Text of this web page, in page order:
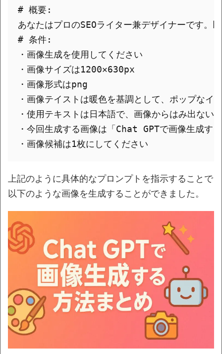
# 概要:
あなたはプロのSEOライター兼デザイナーです。
# 条件:
・画像生成を使用してください
・画像サイズは1200✕630px
・画像形式はpng
・画像テイストは暖色を基調として、ポップなイ
・使用テキストは日本語で、画像からはみ出ない
・今回生成する画像は「Chat GPTで画像生成す
上記のように具体的なプロンプトを指示することで
以下のような画像を生成することができました。